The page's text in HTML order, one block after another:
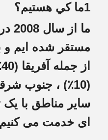
1ما کي هستيم؟
ما
مستقر شده ایم و
ای خدمت می